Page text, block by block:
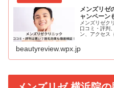
メンズリゼ
ャンペーン
メンズリゼク
口コミ・評判
ン、アクセス
beautyreview.wpx.jp